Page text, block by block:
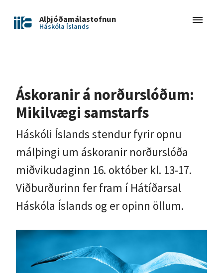
Alþjóðamálastofnun
Háskóla Íslands
Áskoranir á norðurslóðum:
Mikilvægi samstarfs
Háskóli Íslands stendur fyrir opnu
málþingi um áskoranir norðurslóða
miðvikudaginn 16. október kl. 13-17.
Viðburðurinn fer fram í Hátíðarsal
Háskóla Íslands og er opinn öllum.